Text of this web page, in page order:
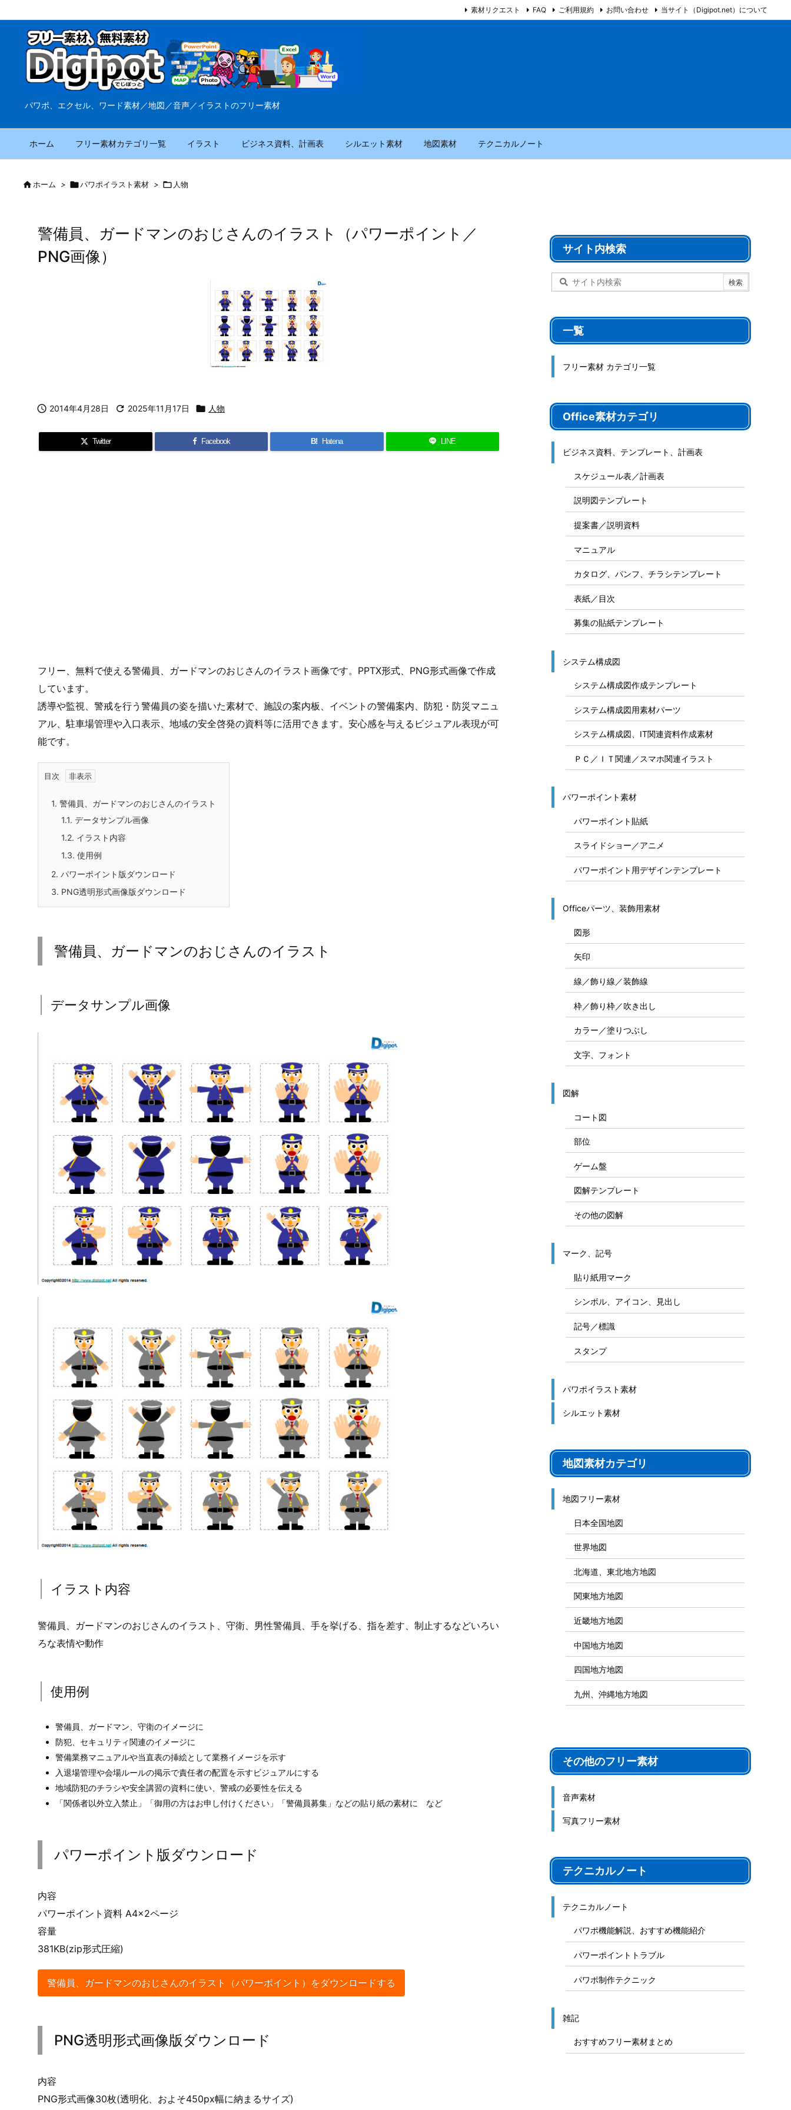
パワポ、エクセル、ワード素材／地図／音声／イラストのフリー素材
ホーム フリー素材カテゴリ一覧 イラスト ビジネス資料、計画表 シルエット素材 地図素材 テクニカルノート
素材リクエスト FAQ ご利用規約 お問い合わせ 当サイト（Digipot.net）について
ホーム > パワポイラスト素材 >  人物
警備員、ガードマンのおじさんのイラスト（パワーポイント／
PNG画像）
 2014年4月28日  2025年11月17日  人物
Twitter Facebook B! Hatena LINE
フリー、無料で使える警備員、ガードマンのおじさんのイラスト画像です。PPTX形式、PNG形式画像で作成
しています。
誘導や監視、警戒を行う警備員の姿を描いた素材で、施設の案内板、イベントの警備案内、防犯・防災マニュ
アル、駐車場管理や入口表示、地域の安全啓発の資料等に活用できます。安心感を与えるビジュアル表現が可
能です。
目次
1. 警備員、ガードマンのおじさんのイラスト
1.1. データサンプル画像
1.2. イラスト内容
1.3. 使用例
2. パワーポイント版ダウンロード
3. PNG透明形式画像版ダウンロード
警備員、ガードマンのおじさんのイラスト
データサンプル画像
イラスト内容
警備員、ガードマンのおじさんのイラスト、守衛、男性警備員、手を挙げる、指を差す、制止するなどいろい
ろな表情や動作
使用例
警備員、ガードマン、守衛のイメージに
防犯、セキュリティ関連のイメージに
警備業務マニュアルや当直表の挿絵として業務イメージを示す
入退場管理や会場ルールの掲示で責任者の配置を示すビジュアルにする
地域防犯のチラシや安全講習の資料に使い、警戒の必要性を伝える
「関係者以外立入禁止」「御用の方はお申し付けください」「警備員募集」などの貼り紙の素材に など
パワーポイント版ダウンロード
内容
パワーポイント資料 A4×2ページ
容量
381KB(zip形式圧縮)
警備員、ガードマンのおじさんのイラスト（パワーポイント）をダウンロードする
PNG透明形式画像版ダウンロード
内容
PNG形式画像30枚(透明化、およそ450px幅に納まるサイズ)
サイト内検索
一覧
フリー素材 カテゴリ一覧
Office素材カテゴリ
ビジネス資料、テンプレート、計画表
スケジュール表／計画表
説明図テンプレート
提案書／説明資料
マニュアル
カタログ、パンフ、チラシテンプレート
表紙／目次
募集の貼紙テンプレート
システム構成図
システム構成図作成テンプレート
システム構成図用素材パーツ
システム構成図、IT関連資料作成素材
ＰＣ／ＩＴ関連／スマホ関連イラスト
パワーポイント素材
パワーポイント貼紙
スライドショー／アニメ
パワーポイント用デザインテンプレート
Officeパーツ、装飾用素材
図形
矢印
線／飾り線／装飾線
枠／飾り枠／吹き出し
カラー／塗りつぶし
文字、フォント
図解
コート図
部位
ゲーム盤
図解テンプレート
その他の図解
マーク、記号
貼り紙用マーク
シンボル、アイコン、見出し
記号／標識
スタンプ
パワポイラスト素材
シルエット素材
地図素材カテゴリ
地図フリー素材
日本全国地図
世界地図
北海道、東北地方地図
関東地方地図
近畿地方地図
中国地方地図
四国地方地図
九州、沖縄地方地図
その他のフリー素材
音声素材
写真フリー素材
テクニカルノート
テクニカルノート
パワポ機能解説、おすすめ機能紹介
パワーポイントトラブル
パワポ制作テクニック
雑記
おすすめフリー素材まとめ